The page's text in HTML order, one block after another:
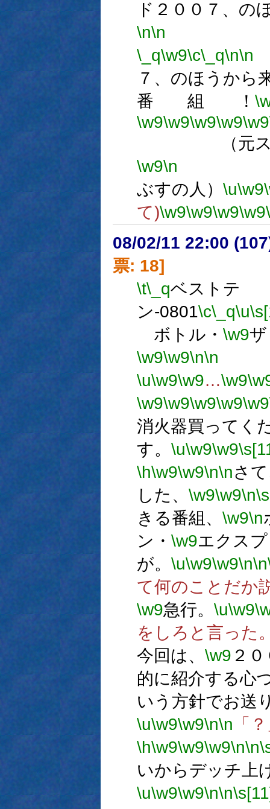
ド２００７、の
\n\n
\_q\w9\c\_q\n\n
７、のほうから
番 組 ！
\w9\w9\w9\w9\w9
（元スク
\w9\n
ぶすの人） \u\w9
て)\w9\w9\w9\w9
08/02/11 22:00
票: 18]
\t\_qベストテ
ン-0801\c\_q\u
ボトル・ \w9
\w9\w9\n\n
\u\w9\w9…\w9
\w9\w9\w9\w9\w9
消火器買ってく
す。 \u\w9\w9
\h\w9\w9\n\nさ
した、 \w9\w9\n
きる番組、 \w9\n
ン・ \w9エクス
が。 \u\w9\w9\n\n
て何のことだか
\w9急行。 \u\w9
をしろと言った
今回は、 \w9 ２
的に紹介する心
いう方針でお送
\u\w9\w9\n\n 「
\h\w9\w9\w9\n\n
いからデッチ上
\u\w9\w9\n\n